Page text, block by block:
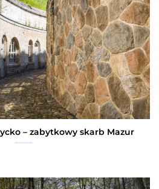
– zabytkowy skarb Mazur